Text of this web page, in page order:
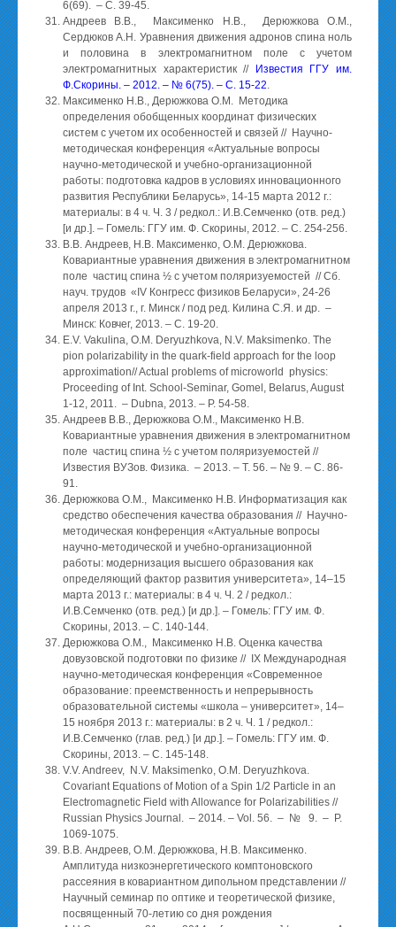
6(69). – С. 39-45.
Андреев В.В., Максименко Н.В., Дерюжкова О.М.,
Сердюков А.Н. Уравнения движения адронов спина ноль
и половина в электромагнитном поле с учетом
электромагнитных характеристик //
Известия ГГУ им.
Ф.Скорины. – 2012. – № 6(75). – С. 15-22.
Максименко Н.В., Дерюжкова О.М. Методика
определения обобщенных координат физических
систем с учетом их особенностей и связей // Научно-
методическая конференция «Актуальные вопросы
научно-методической и учебно-организационной
работы: подготовка кадров в условиях инновационного
развития Республики Беларусь», 14-15 марта 2012 г.:
материалы: в 4 ч. Ч. 3 / редкол.: И.В.Семченко (отв. ред.)
[и др.]. – Гомель: ГГУ им. Ф. Скорины, 2012. – С. 254-256.
В.В. Андреев, Н.В. Максименко, О.М. Дерюжкова.
Ковариантные уравнения движения в электромагнитном
поле частиц спина ½ с учетом поляризуемостей // Сб.
науч. трудов «IV Конгресс физиков Беларуси», 24-26
апреля 2013 г., г. Минск / под ред. Килина С.Я. и др. –
Минск: Ковчег, 2013. – С. 19-20.
E.V. Vakulina, O.M. Deryuzhkova, N.V. Maksimenko. The
pion polarizability in the quark-field approach for the loop
approximation// Actual problems of microworld physics:
Proceeding of Int. School-Seminar, Gomel, Belarus, August
1-12, 2011. – Dubna, 2013. – P. 54-58.
Андреев В.В., Дерюжкова О.М., Максименко Н.В.
Ковариантные уравнения движения в электромагнитном
поле частиц спина ½ с учетом поляризуемостей //
Известия ВУЗов. Физика. – 2013. – Т. 56. – № 9. – C. 86-
91.
Дерюжкова О.М., Максименко Н.В. Информатизация как
средство обеспечения качества образования // Научно-
методическая конференция «Актуальные вопросы
научно-методической и учебно-организационной
работы: модернизация высшего образования как
определяющий фактор развития университета», 14–15
марта 2013 г.: материалы: в 4 ч. Ч. 2 / редкол.:
И.В.Семченко (отв. ред.) [и др.]. – Гомель: ГГУ им. Ф.
Скорины, 2013. – С. 140-144.
Дерюжкова О.М., Максименко Н.В. Оценка качества
довузовской подготовки по физике // IX Международная
научно-методическая конференция «Современное
образование: преемственность и непрерывность
образовательной системы «школа – университет», 14–
15 ноября 2013 г.: материалы: в 2 ч. Ч. 1 / редкол.:
И.В.Семченко (глав. ред.) [и др.]. – Гомель: ГГУ им. Ф.
Скорины, 2013. – С. 145-148.
V.V. Andreev, N.V. Maksimenko, O.M. Deryuzhkova.
Covariant Equations of Motion of a Spin 1/2 Particle in an
Electromagnetic Field with Allowance for Polarizabilities //
Russian Physics Journal. – 2014. – Vol. 56. – № 9. – P.
1069-1075.
В.В. Андреев, О.М. Дерюжкова, Н.В. Максименко.
Амплитуда низкоэнергетического комптоновского
рассеяния в ковариантном дипольном представлении //
Научный семинар по оптике и теоретической физике,
посвященный 70-летию со дня рождения